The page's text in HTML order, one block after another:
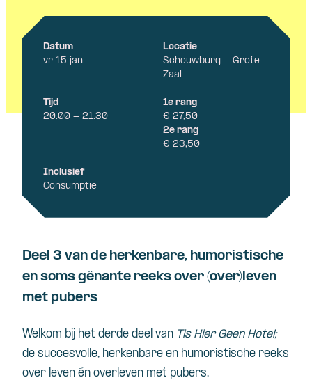
Datum
vr 15 jan
Locatie
Schouwburg - Grote
Zaal
Tijd
20.00 - 21.30
1e rang
€ 27,50
2e rang
€ 23,50
Inclusief
Consumptie
Deel 3 van de herkenbare, humoristische
en soms gênante reeks over (over)leven
met pubers
Welkom bij het derde deel van Tis Hier Geen Hotel;
de succesvolle, herkenbare en humoristische reeks
over leven én overleven met pubers.